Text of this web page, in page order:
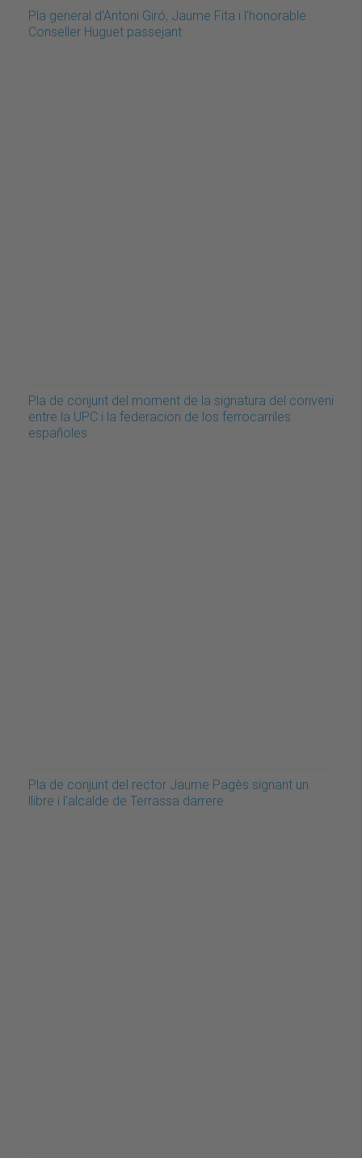
Pla general d'Antoni Giró, Jaume Fita i l'honorable
Conseller Huguet passejant
Pla de conjunt del moment de la signatura del conveni
entre la UPC i la federacion de los ferrocarriles
españoles
Pla de conjunt del rector Jaume Pagès signant un
llibre i l'alcalde de Terrassa darrere